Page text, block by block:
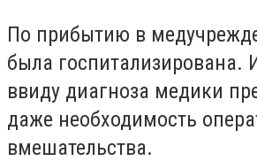
По прибытию в
была госпитализирована.
ввиду диагноза медики
даже необходимость
вмешательства.